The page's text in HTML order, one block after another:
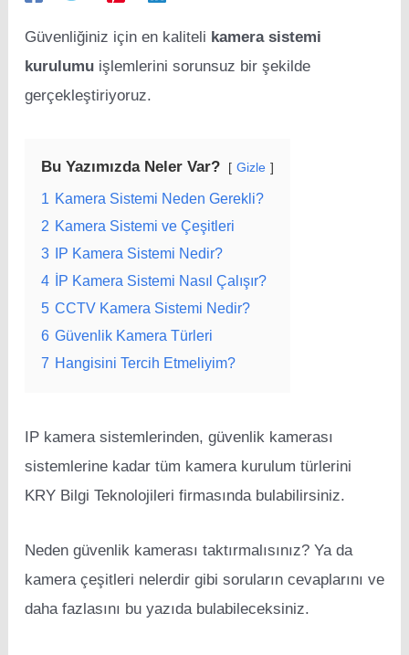
Güvenliğiniz için en kaliteli kamera sistemi
kurulumuişlemlerini sorunsuz bir şekilde
gerçekleştiriyoruz.
Bu Yazımızda Neler Var? Gizle
1 Kamera Sistemi Neden Gerekli?
2 Kamera Sistemi ve Çeşitleri
3
IP Kamera Sistemi Nedir?
4
İP Kamera Sistemi Nasıl Çalışır?
5 CCTV Kamera Sistemi Nedir?
6 Güvenlik Kamera Türleri
7 Hangisini Tercih Etmeliyim?
IP kamera sistemlerinden, güvenlik kamerası
sistemlerine kadar tüm kamera kurulum türlerini
KRY Bilgi Teknolojileri firmasında bulabilirsiniz.
Neden güvenlik kamerası taktırmalısınız? Ya da
kamera çeşitleri nelerdir gibi soruların cevaplarını ve
daha fazlasını bu yazıda bulabileceksiniz.